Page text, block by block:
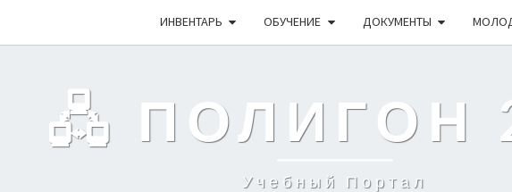
ИНВЕНТАРЬ ОБУЧЕНИЕ ДОКУМЕНТЫ
🖧 ПОЛИГОН
Учебный Портал